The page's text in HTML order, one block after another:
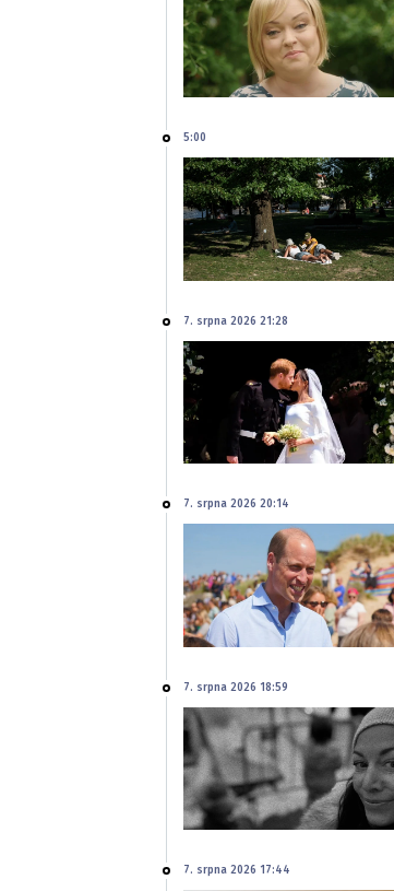
5:00
7. srpna 2026 21:28
7. srpna 2026 20:14
7. srpna 2026 18:59
7. srpna 2026 17:44